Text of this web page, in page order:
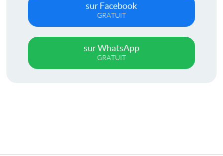
sur Facebook
GRATUIT
sur WhatsApp
GRATUIT